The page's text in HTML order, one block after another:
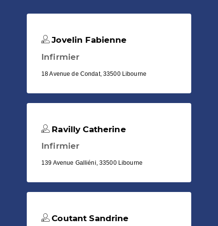
Jovelin Fabienne
Infirmier
18 Avenue de Condat, 33500 Libourne
Ravilly Catherine
Infirmier
139 Avenue Galliéni, 33500 Libourne
Coutant Sandrine